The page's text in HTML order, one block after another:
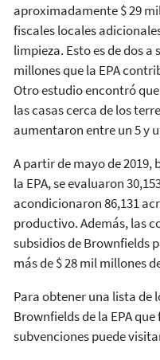
aproximadamente $ 29
fiscales locales
limpieza. Esto es de dos a
millones que la EPA
Otro estudio encontró
las casas cerca de los
aumentaron entre un 5 y
A partir de mayo de
la EPA, se evaluaron
acondicionaron 86,131
productivo. Además, las
subsidios de Brownfields
más de $ 28 mil millones
Para obtener una lista de
Brownfields de la EPA
subvenciones puede